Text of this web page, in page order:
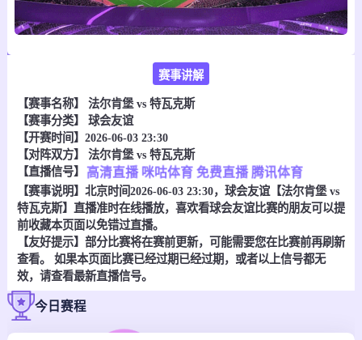
赛事讲解
【赛事名称】 法尔肯堡 vs 特瓦克斯
【赛事分类】 球会友谊
【开赛时间】2026-06-03 23:30
【对阵双方】 法尔肯堡 vs 特瓦克斯
【直播信号】
高清直播 咪咕体育 免费直播 腾讯体育
【赛事说明】北京时间2026-06-03 23:30，球会友谊【法尔肯堡 vs
特瓦克斯】直播准时在线播放，喜欢看球会友谊比赛的朋友可以提
前收藏本页面以免错过直播。
【友好提示】部分比赛将在赛前更新，可能需要您在比赛前再刷新
查看。 如果本页面比赛已经过期已经过期，或者以上信号都无
效，请查看最新直播信号。
今日赛程